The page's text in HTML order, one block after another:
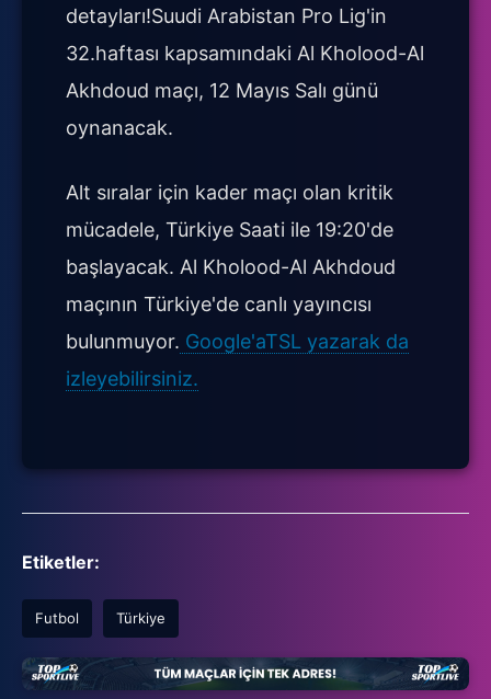
detayları!Suudi Arabistan Pro Lig'in
32.haftası kapsamındaki Al Kholood-Al
Akhdoud maçı, 12 Mayıs Salı günü
oynanacak.
Alt sıralar için kader maçı olan kritik
mücadele, Türkiye Saati ile 19:20'de
başlayacak. Al Kholood-Al Akhdoud
maçının Türkiye'de canlı yayıncısı
bulunmuyor. Google'aTSL yazarak da
izleyebilirsiniz.
Etiketler:
Futbol Türkiye